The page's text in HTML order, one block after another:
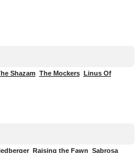
Shazam The Mockers Linus Of
Raising the Fawn Sabrosa